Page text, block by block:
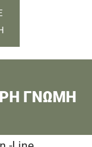
ΓΝΩΜΗ